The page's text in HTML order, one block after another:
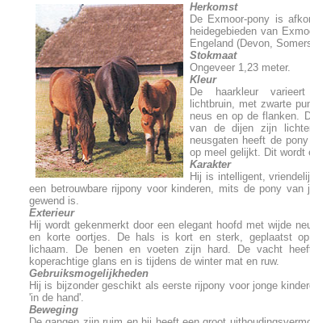
Herkomst
De Exmoor-pony is
heidegebieden van
Engeland (Devon,
Stokmaat
Ongeveer 1,23 meter.
Kleur
De haarkleur
lichtbruin, met zwarte
neus en op de flanken.
van de dijen zijn
neusgaten heeft de
op meel gelijkt. Dit wordt
Karakter
Hij is intelligent,
een betrouwbare rijpony voor kinderen, mits de pony van
gewend is.
Exterieur
Hij wordt gekenmerkt door een elegant hoofd met wijde
en korte oortjes. De hals is kort en sterk, geplaatst
lichaam. De benen en voeten zijn hard. De vacht
koperachtige glans en is tijdens de winter mat en ruw.
Gebruiksmogelijkheden
Hij is bijzonder geschikt als eerste rijpony voor jonge
'in de hand'.
Beweging